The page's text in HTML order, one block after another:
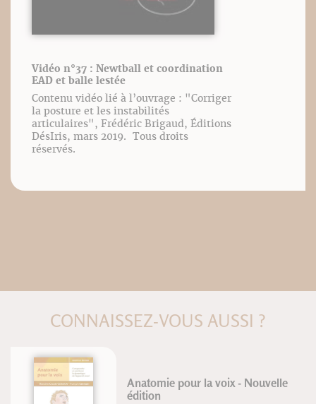
Vidéo n°37 : Newtball et coordination
EAD et balle lestée
Contenu vidéo lié à l’ouvrage : "Corriger
la posture et les instabilités
articulaires", Frédéric Brigaud, Éditions
DésIris, mars 2019. Tous droits
réservés.
CONNAISSEZ-VOUS AUSSI ?
Anatomie pour la voix - Nouvelle
édition